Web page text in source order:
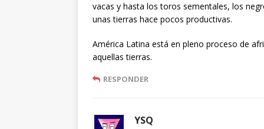
vacas y hasta los toros sementales, los
unas tierras hace pocos productivas.
América Latina está en pleno proceso de
aquellas tierras.
RESPONDER
YSQ